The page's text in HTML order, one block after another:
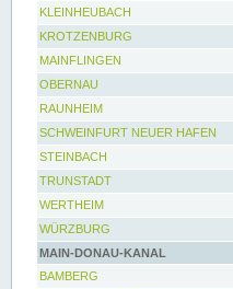
KLEINHEUBACH
KROTZENBURG
MAINFLINGEN
OBERNAU
RAUNHEIM
SCHWEINFURT NEUER HAFEN
STEINBACH
TRUNSTADT
WERTHEIM
WÜRZBURG
MAIN-DONAU-KANAL
BAMBERG